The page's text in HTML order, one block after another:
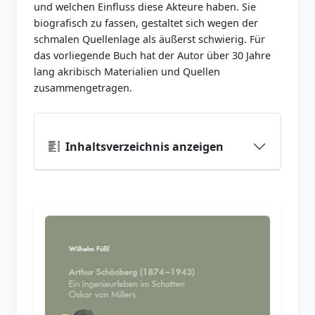
und welchen Einfluss diese Akteure haben. Sie
biografisch zu fassen, gestaltet sich wegen der
schmalen Quellenlage als äußerst schwierig. Für
das vorliegende Buch hat der Autor über 30 Jahre
lang akribisch Materialien und Quellen
zusammengetragen.
Inhaltsverzeichnis anzeigen